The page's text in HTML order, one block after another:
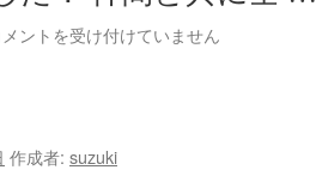
メントを受け付けていません
作成者: suzuki